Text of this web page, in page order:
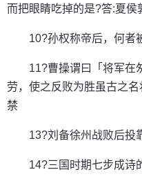
而把眼睛吃掉的是?答:夏侯
10?孙权称帝后，何者
11?曹操谓曰「将军在
劳，使之反败为胜虽古之
禁
13?刘备徐州战败后投
14?三国时期七步成诗